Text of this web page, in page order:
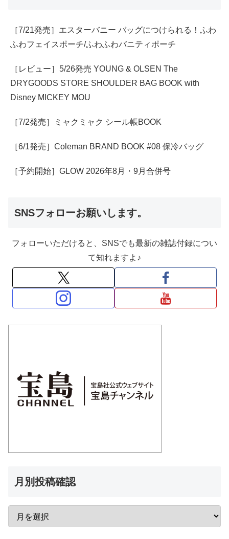
［7/21発売］エスターバニー バッグにつけられる！ふわ
ふわフェイスポーチ/ふわふわバニティポーチ
［レビュー］5/26発売 YOUNG & OLSEN The
DRYGOODS STORE SHOULDER BAG BOOK with
Disney MICKEY MOU
［7/2発売］ミャクミャク シール帳BOOK
［6/1発売］Coleman BRAND BOOK #08 保冷バッグ
［予約開始］GLOW 2026年8月・9月合併号
SNSフォローお願いします。
フォローいただけると、SNSでも最新の雑誌付録につい
て知れますよ♪
月別投稿確認